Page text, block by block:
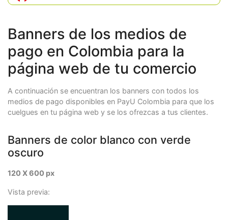
Banners de los medios de
pago en Colombia para la
página web de tu comercio
A continuación se encuentran los banners con todos los
medios de pago disponibles en PayU Colombia para que los
cuelgues en tu página web y se los ofrezcas a tus clientes.
Banners de color blanco con verde
oscuro
120 X 600 px
Vista previa: